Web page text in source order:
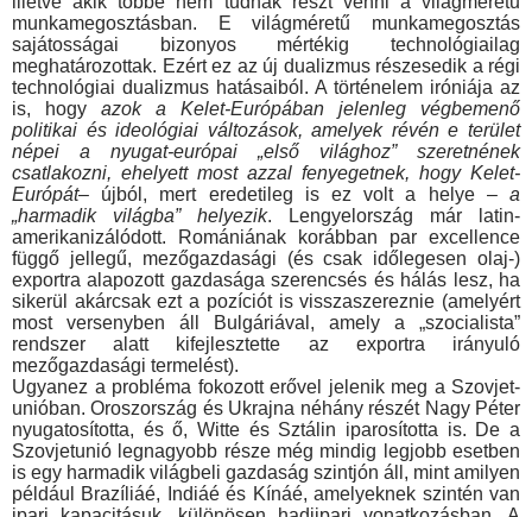
munkamegosztásban. E világméretű munkamegosztás
sajátosságai bizonyos mértékig technológiailag
meghatározottak. Ezért ez az új dualizmus ré­szesedik a régi
technológiai dualizmus hatásaiból. A történelem iróniája az
is, hogy azok a Kelet-Európában jelenleg végbeme­nő
politikai és ideológiai változások, amelyek révén e terület
népei a nyugat-európai „első világhoz” szeretnének
csatlakoz­ni, ehelyett most azzal fenyegetnek, hogy Kelet-
Európát– újból, mert eredetileg is ez volt a helye – a
„harmadik világba” helye­zik. Lengyelország már latin-
amerikanizálódott. Romániának ko­rábban par excellence
függő jellegű, mezőgazdasági (és csak időlegesen olaj-)
exportra alapozott gazdasága szerencsés és hálás lesz, ha
sikerül akárcsak ezt a pozíciót is visszaszereznie (amelyért
most versenyben áll Bulgáriával, amely a „szocialista”
rendszer alatt kifejlesztette az exportra irányuló
mezőgazdasági termelést).
Ugyanez a probléma fokozott erővel jelenik meg a Szovjet­
unióban. Oroszország és Ukrajna néhány részét Nagy Péter
nyugatosította, és ő, Witte és Sztálin iparosította is. De a
Szov­jetunió legnagyobb része még mindig legjobb esetben
is egy harmadik világbeli gazdaság szintjón áll, mint amilyen
például Brazíliáé, Indiáé és Kínáé, amelyeknek szintén van